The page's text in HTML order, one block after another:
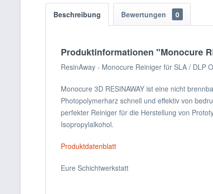
Beschreibung Bewertungen 0
Produktinformationen "Monocure
ResinAway - Monocure Reiniger für SLA / DLP
Monocure 3D RESINAWAY ist eine nicht
Photopolymerharz schnell und effektiv von
perfekter Reiniger für die Herstellung von
Isopropylalkohol.
Produktdatenblatt
Eure Schichtwerkstatt